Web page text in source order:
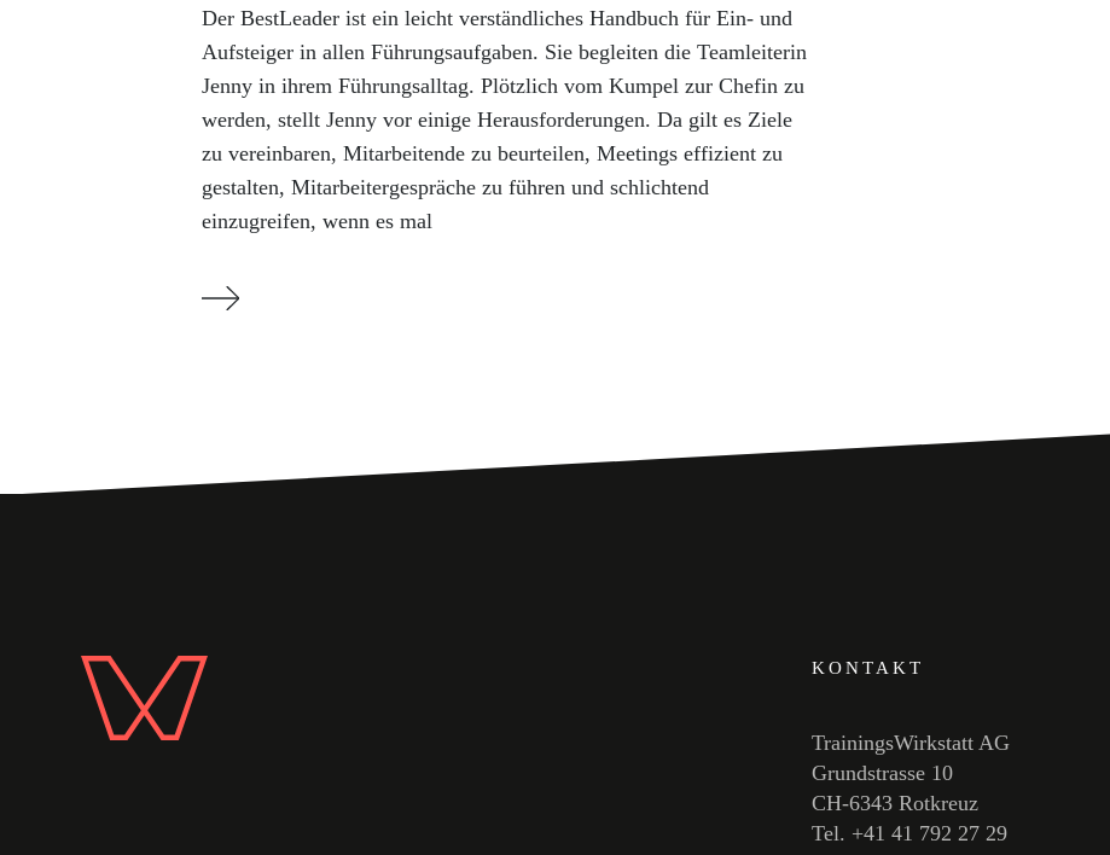
Der BestLeader ist ein leicht verständliches Handbuch für Ein- und
Aufsteiger in allen Führungsaufgaben. Sie begleiten die Teamleiterin
Jenny in ihrem Führungsalltag. Plötzlich vom Kumpel zur Chefin zu
werden, stellt Jenny vor einige Herausforderungen. Da gilt es Ziele
zu vereinbaren, Mitarbeitende zu beurteilen, Meetings effizient zu
gestalten, Mitarbeitergespräche zu führen und schlichtend
einzugreifen, wenn es mal
KONTAKT
TrainingsWirkstatt AG
Grundstrasse 10
CH-6343 Rotkreuz
Tel. +41 41 792 27 29